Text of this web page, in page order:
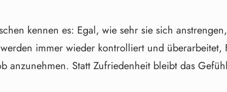
kennen es: Egal, wie sehr sie sich
immer wieder kontrolliert und
anzunehmen. Statt Zufriedenheit bleibt das